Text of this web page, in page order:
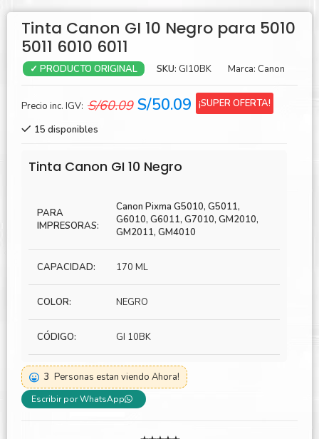
Tinta Canon GI 10 Negro para 5010
5011 6010 6011
✓ PRODUCTO ORIGINAL SKU: GI10BK Marca: Canon
Precio inc. IGV: S/60.09 El
era:
S/60.09.
S/50.09 El
¡SUPER OFERTA!
15 disponibles
Tinta Canon GI 10 Negro
PARA
IMPRESORAS:
Canon Pixma G5010, G5011,
G6010, G6011, G7010, GM2010,
GM2011, GM4010
CAPACIDAD: 170 ML
COLOR: NEGRO
CÓDIGO: GI 10BK
3 Personas estan viendo Ahora!
Escribir por WhatsApp